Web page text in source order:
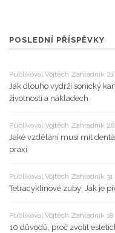
POSLEDNÍ PŘÍSPĚVKY
Publikoval Vojtěch Zahradník
Jak dlouho vydrží sonický
životnosti a nákladech
Publikoval Vojtěch Zahradník
Jaké vzdělání musí mít
praxi
Publikoval Vojtěch Zahradník 31
Tetracyklinové zuby: Jak je
Publikoval Vojtěch Zahradník 18
10 důvodů, proč zvolit